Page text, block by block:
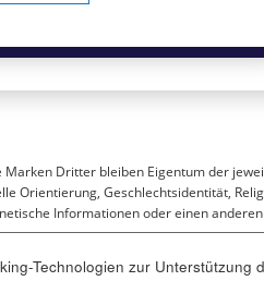
Dritter bleiben Eigentum der
Orientierung, Geschlechtsidentität,
Informationen oder einen
Technologien zur